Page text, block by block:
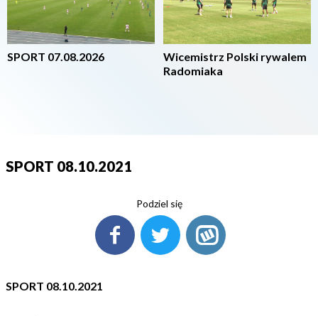
SPORT 07.08.2026
Wicemistrz Polski rywalem
Radomiaka
SPORT 08.10.2021
Podziel się
SPORT 08.10.2021